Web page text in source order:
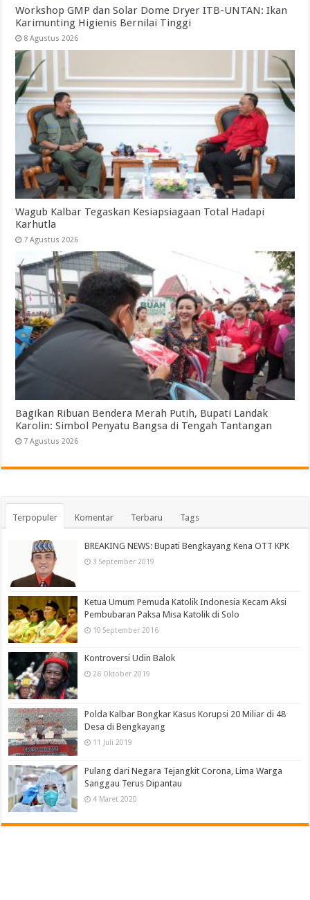
Workshop GMP dan Solar Dome Dryer ITB-UNTAN: Ikan
Karimunting Higienis Bernilai Tinggi
8 Agustus 2026
Wagub Kalbar Tegaskan Kesiapsiagaan Total Hadapi
Karhutla
7 Agustus 2026
Bagikan Ribuan Bendera Merah Putih, Bupati Landak
Karolin: Simbol Penyatu Bangsa di Tengah Tantangan
7 Agustus 2026
Terpopuler Komentar Terbaru Tags
BREAKING NEWS: Bupati Bengkayang Kena OTT KPK
3 September 2019
Ketua Umum Pemuda Katolik Indonesia Kecam Aksi
Pembubaran Paksa Misa Katolik di Solo
10 September 2016
Kontroversi Udin Balok
26 Oktober 2019
Polda Kalbar Bongkar Kasus Korupsi 20 Miliar di 48
Desa di Bengkayang
11 Juli 2019
Pulang dari Negara Tejangkit Corona, Lima Warga
Sanggau Terus Dipantau
4 Maret 2020